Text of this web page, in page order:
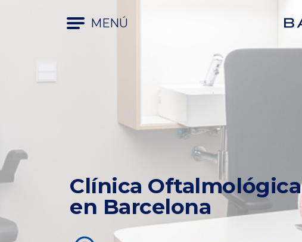
MENÚ
Clínica Oftalmológica
en Barcelona